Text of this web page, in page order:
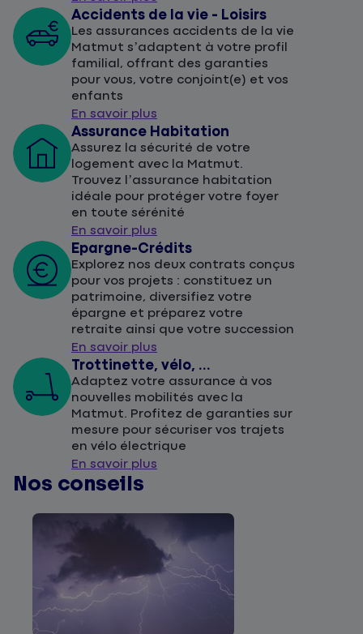
Accidents de la vie - Loisirs
Les assurances accidents de la vie
Matmut s’adaptent à votre profil
familial, offrant des garanties
pour vous, votre conjoint(e) et vos
enfants
En savoir plus
Assurance Habitation
Assurez la sécurité de votre
logement avec la Matmut.
Trouvez l’assurance habitation
idéale pour protéger votre foyer
en toute sérénité
En savoir plus
Epargne-Crédits
Explorez nos deux contrats conçus
pour vos projets : constituez un
patrimoine, diversifiez votre
épargne et préparez votre
retraite ainsi que votre succession
En savoir plus
Trottinette, vélo, ...
Adaptez votre assurance à vos
nouvelles mobilités avec la
Matmut. Profitez de garanties sur
mesure pour sécuriser vos trajets
en vélo électrique
En savoir plus
Nos conseils